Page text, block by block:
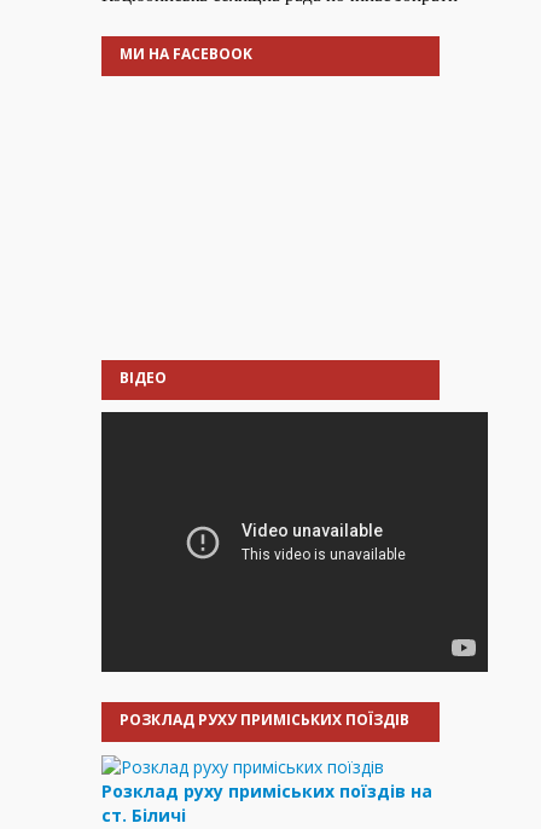
МИ НА FACEBOOK
ВІДЕО
РОЗКЛАД РУХУ ПРИМІСЬКИХ ПОЇЗДІВ
Розклад руху приміських поїздів на
ст. Біличі